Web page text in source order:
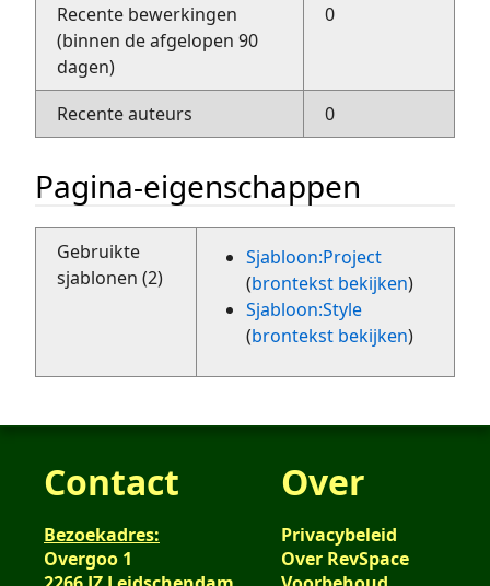
Recente bewerkingen
(binnen de afgelopen 90
dagen)
0
Recente auteurs 0
Pagina-eigenschappen
Gebruikte
sjablonen (2)
Sjabloon:Project
(brontekst bekijken)
Sjabloon:Style
(brontekst bekijken)
Contact
Bezoekadres:
Overgoo 1
Over
Privacybeleid
Over RevSpace